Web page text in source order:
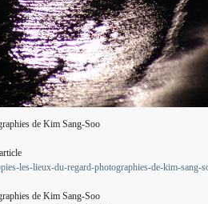
de Kim Sang-Soo
les-lieux-du-regard-photographies-de-kim-sang-
de Kim Sang-Soo